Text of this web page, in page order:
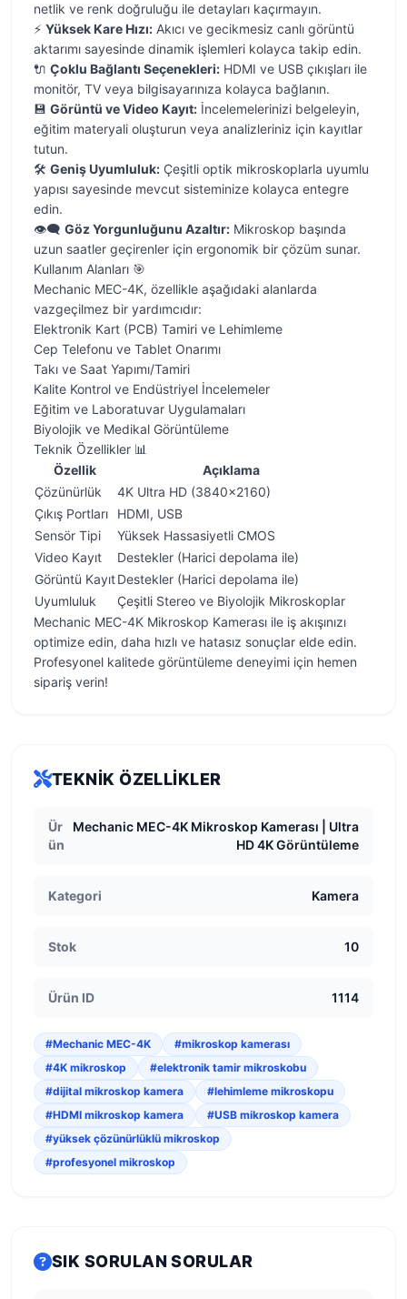
netlik ve renk doğruluğu ile detayları kaçırmayın.
⚡ Yüksek Kare Hızı: Akıcı ve gecikmesiz canlı görüntü
aktarımı sayesinde dinamik işlemleri kolayca takip edin.
🔌 Çoklu Bağlantı Seçenekleri: HDMI ve USB çıkışları ile
monitör, TV veya bilgisayarınıza kolayca bağlanın.
💾 Görüntü ve Video Kayıt: İncelemelerinizi belgeleyin,
eğitim materyali oluşturun veya analizleriniz için kayıtlar
tutun.
🛠️ Geniş Uyumluluk: Çeşitli optik mikroskoplarla uyumlu
yapısı sayesinde mevcut sisteminize kolayca entegre
edin.
👁️‍🗨️ Göz Yorgunluğunu Azaltır: Mikroskop başında
uzun saatler geçirenler için ergonomik bir çözüm sunar.
Kullanım Alanları 🎯
Mechanic MEC-4K, özellikle aşağıdaki alanlarda
vazgeçilmez bir yardımcıdır:
Elektronik Kart (PCB) Tamiri ve Lehimleme
Cep Telefonu ve Tablet Onarımı
Takı ve Saat Yapımı/Tamiri
Kalite Kontrol ve Endüstriyel İncelemeler
Eğitim ve Laboratuvar Uygulamaları
Biyolojik ve Medikal Görüntüleme
Teknik Özellikler 📊
Özellik
Açıklama
Çözünürlük
4K Ultra HD (3840x2160)
Çıkış Portları
HDMI, USB
Sensör Tipi
Yüksek Hassasiyetli CMOS
Video Kayıt
Destekler (Harici depolama ile)
Görüntü KayıtDestekler (Harici depolama ile)
Uyumluluk
Çeşitli Stereo ve Biyolojik Mikroskoplar
Mechanic MEC-4K Mikroskop Kamerası ile iş akışınızı
optimize edin, daha hızlı ve hatasız sonuçlar elde edin.
Profesyonel kalitede görüntüleme deneyimi için hemen
sipariş verin!
TEKNIK ÖZELLIKLER
Ür
ün
Mechanic MEC-4K Mikroskop Kamerası | Ultra
HD 4K Görüntüleme
Kategori Kamera
Stok 10
Ürün ID 1114
#Mechanic MEC-4K
#mikroskop kamerası
#4K mikroskop
#elektronik tamir mikroskobu
#dijital mikroskop kamera
#lehimleme mikroskopu
#HDMI mikroskop kamera
#USB mikroskop kamera
#yüksek çözünürlüklü mikroskop
#profesyonel mikroskop
SIK SORULAN SORULAR